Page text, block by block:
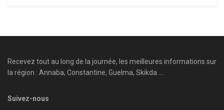
Recevez tout au long de la journée, les meilleures informations sur
la région : Annaba, Constantine, Guelma, Skikda ....
Suivez-nous